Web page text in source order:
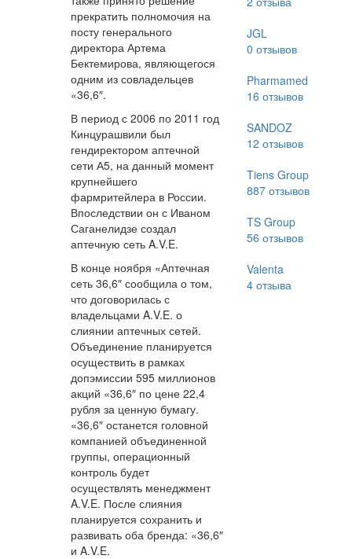
прекратить полномочия на
посту генерального
директора Артема
Бектемирова, являющегося
одним из совладельцев
«36,6″.
В период с 2006 по 2011 год
Кинцурашвили был
гендиректором аптечной
сети А5, на данный момент
крупнейшего
фармритейлера в России.
Впоследствии он с Иваном
Саганелидзе создал
аптечную сеть A.V.E.
В конце ноября «Аптечная
сеть 36,6″ сообщила о том,
что договорилась с
владельцами A.V.E. о
слиянии аптечных сетей.
Объединение планируется
осуществить в рамках
допэмиссии 595 миллионов
акций «36,6″ по цене 22,4
рубля за ценную бумагу.
«36,6″ останется головной
компанией объединенной
группы, операционный
контроль будет
осуществлять менеджмент
A.V.E. После слияния
планируется сохранить и
развивать оба бренда: «36,6″
и A.V.E.
JGL
0 отзывов
Pharmamed
16 отзывов
SANDOZ
12 отзывов
Tiens Group
887отзывов
TS Group
56 отзывов
Valenta
4отзыва